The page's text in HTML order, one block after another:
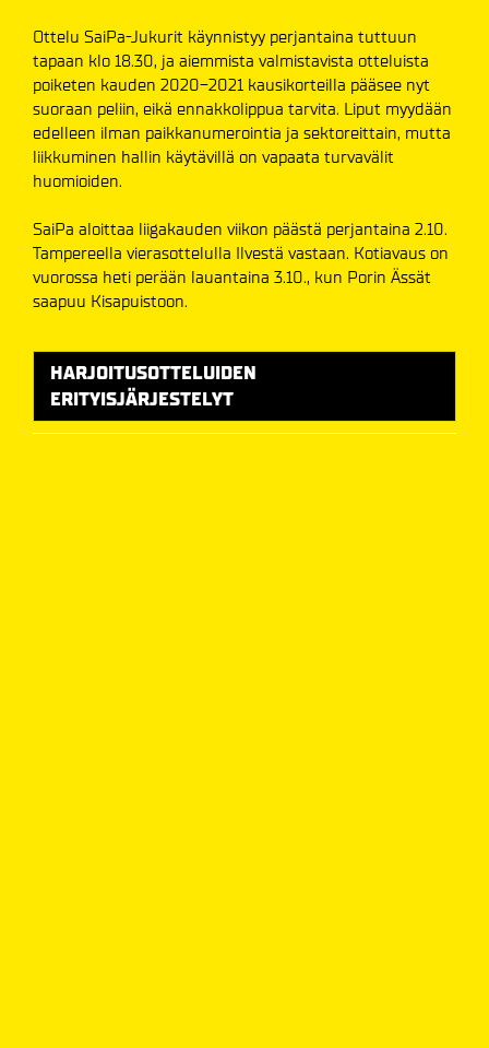
Ottelu SaiPa-Jukurit käynnistyy perjantaina tuttuun
tapaan klo 18.30, ja aiemmista valmistavista otteluista
poiketen kauden 2020-2021 kausikorteilla pääsee nyt
suoraan peliin, eikä ennakkolippua tarvita. Liput myydään
edelleen ilman paikkanumerointia ja sektoreittain, mutta
liikkuminen hallin käytävillä on vapaata turvavälit
huomioiden.
SaiPa aloittaa liigakauden viikon päästä perjantaina 2.10.
Tampereella vierasottelulla Ilvestä vastaan. Kotiavaus on
vuorossa heti perään lauantaina 3.10., kun Porin Ässät
saapuu Kisapuistoon.
HARJOITUSOTTELUIDEN
ERITYISJÄRJESTELYT